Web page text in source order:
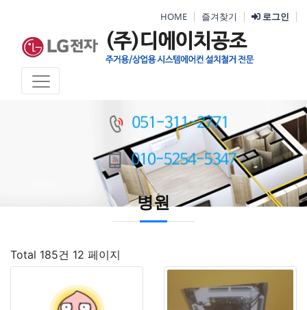
HOME 즐겨찾기 로그인
병원
Total 185건 12 페이지